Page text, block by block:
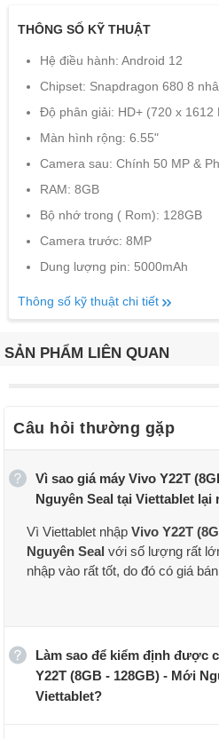
THÔNG SỐ KỸ THUẬT
Hệ điều hành: Android 12
Chipset: Snapdragon 680 8
Độ phân giải: HD+ (720 x 1612
Màn hình rộng: 6.55"
Camera sau: Chính 50 MP &
RAM: 8GB
Bộ nhớ trong ( Rom): 128GB
Camera trước: 8MP
Dung lượng pin: 5000mAh
Thông số kỹ thuật chi tiết
SẢN PHẨM LIÊN QUAN
Câu hỏi thường gặp
Vì sao giá máy Vivo Y22T
Nguyên Seal tại Viettablet
Vì Viettablet nhậpVivo Y22T
Nguyên Seal với số lượng rất
nhập vào rất tốt, do đó có giá
Làm sao để kiểm định được
Y22T (8GB - 128GB) - Mới
Viettablet?